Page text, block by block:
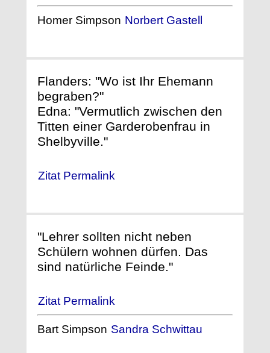
Homer Simpson Norbert Gastell
Flanders: "Wo ist Ihr Ehemann
begraben?"
Edna: "Vermutlich zwischen den
Titten einer Garderobenfrau in
Shelbyville."
Zitat Permalink
"Lehrer sollten nicht neben
Schülern wohnen dürfen. Das
sind natürliche Feinde."
Zitat Permalink
Bart Simpson Sandra Schwittau